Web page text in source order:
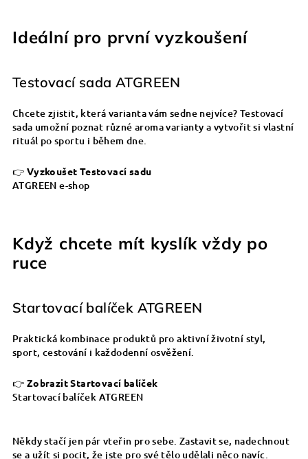
Ideální pro první vyzkoušení
Testovací sada ATGREEN
Chcete zjistit, která varianta vám sedne nejvíce? Testovací
sada umožní poznat různé aroma varianty a vytvořit si vlastní
rituál po sportu i během dne.
👉 Vyzkoušet Testovací sadu
ATGREEN e-shop
Když chcete mít kyslík vždy po
ruce
Startovací balíček ATGREEN
Praktická kombinace produktů pro aktivní životní styl,
sport, cestování i každodenní osvěžení.
👉 Zobrazit Startovací balíček
Startovací balíček ATGREEN
Někdy stačí jen pár vteřin pro sebe. Zastavit se, nadechnout
se a užít si pocit, že jste pro své tělo udělali něco navíc.